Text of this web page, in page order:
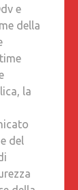
e
della
la
del